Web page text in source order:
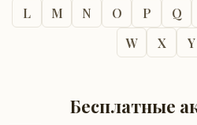
L
M N O P Q
W
X Y
Бесплатные